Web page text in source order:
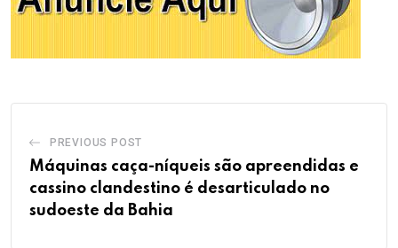
PREVIOUS POST
Máquinas caça-níqueis são apreendidas e
cassino clandestino é desarticulado no
sudoeste da Bahia